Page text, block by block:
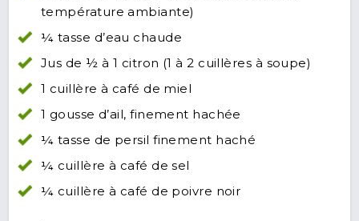
température ambiante)
¼ tasse d’eau chaude
Jus de ½ à 1 citron (1 à 2 cuillères à soupe)
1 cuillère à café de miel
1 gousse d’ail, finement hachée
¼ tasse de persil finement haché
¼ cuillère à café de sel
¼ cuillère à café de poivre noir